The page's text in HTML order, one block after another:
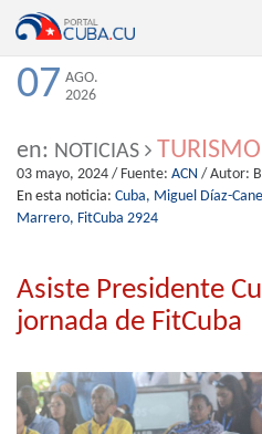
07 AGO.
2026
en: NOTICIAS TURISMO
03 mayo, 2024 / Fuente: ACN / Autor:
En esta noticia: Cuba, Miguel Díaz-
Marrero, FitCuba 2924
Asiste Presidente
jornada de FitCuba